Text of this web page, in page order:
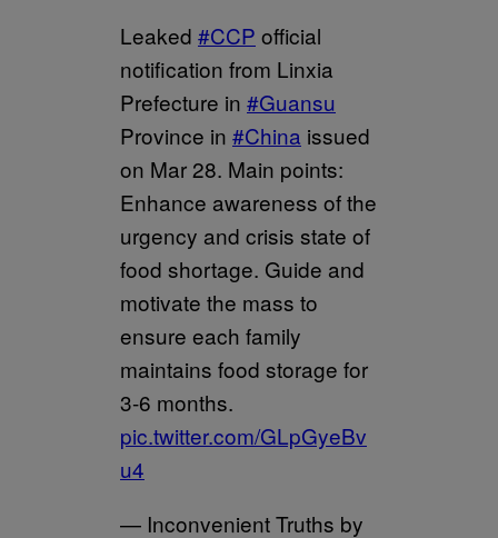
Leaked #CCP official
notification from Linxia
Prefecture in #Guansu
Province in #China issued
on Mar 28. Main points:
Enhance awareness of the
urgency and crisis state of
food shortage. Guide and
motivate the mass to
ensure each family
maintains food storage for
3-6 months.
pic.twitter.com/GLpGyeBv
u4
— Inconvenient Truths by